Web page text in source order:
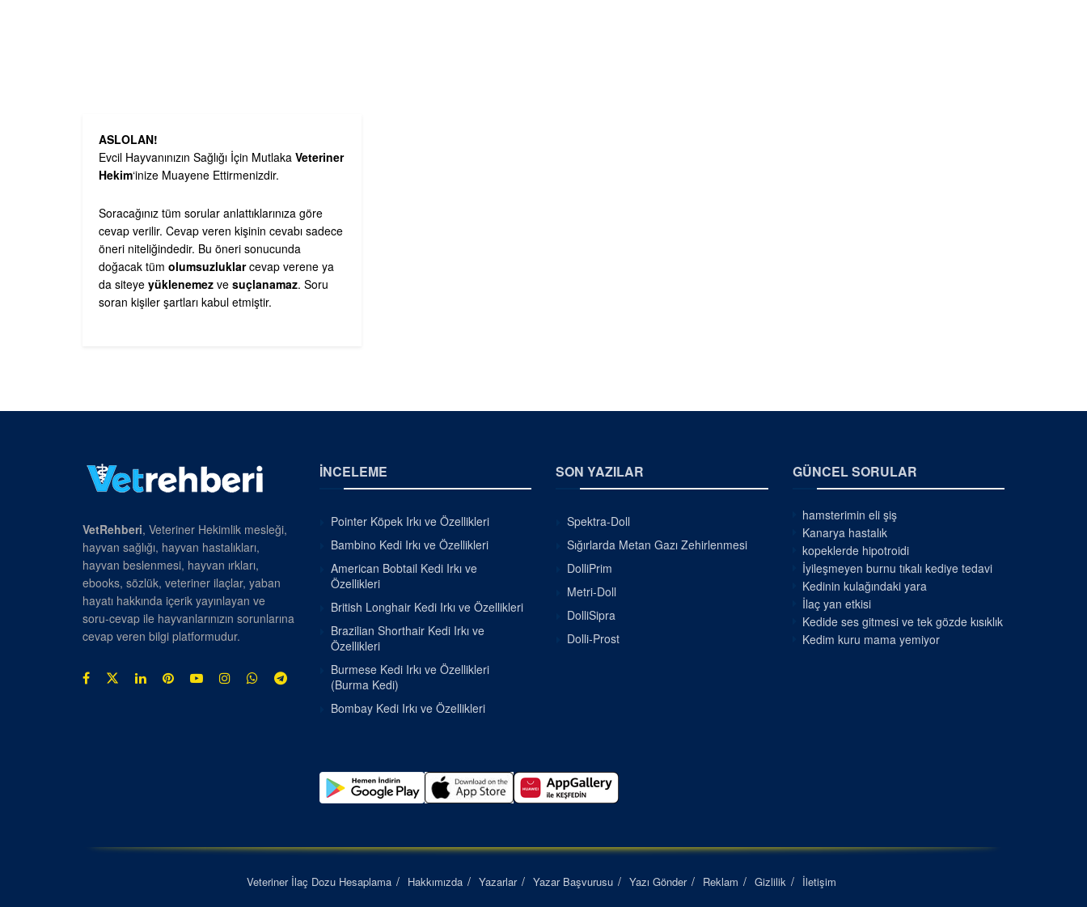
ASLOLAN!
Evcil Hayvanınızın Sağlığı İçin Mutlaka Veteriner
Hekim‘inize Muayene Ettirmenizdir.
Soracağınız tüm sorular anlattıklarınıza göre
cevap verilir. Cevap veren kişinin cevabı sadece
öneri niteliğindedir. Bu öneri sonucunda
doğacak tüm olumsuzluklarcevap verene ya
da siteye yüklenemez ve suçlanamaz. Soru
soran kişiler şartları kabul etmiştir.
VetRehberi, Veteriner Hekimlik mesleği,
hayvan sağlığı, hayvan hastalıkları,
hayvan beslenmesi, hayvan ırkları,
ebooks, sözlük, veteriner ilaçlar, yaban
hayatı hakkında içerik yayınlayan ve
soru-cevap ile hayvanlarınızın sorunlarına
cevap veren bilgi platformudur.
İNCELEME
Pointer Köpek Irkı ve Özellikleri
Bambino Kedi Irkı ve Özellikleri
American Bobtail Kedi Irkı ve
Özellikleri
British Longhair Kedi Irkı ve Özellikleri
Brazilian Shorthair Kedi Irkı ve
Özellikleri
Burmese Kedi Irkı ve Özellikleri
(Burma Kedi)
Bombay Kedi Irkı ve Özellikleri
SON YAZILAR
Spektra-Doll
Sığırlarda Metan Gazı Zehirlenmesi
DolliPrim
Metri-Doll
DolliSipra
Dolli-Prost
GÜNCEL SORULAR
hamsterimin eli şiş
Kanarya hastalık
kopeklerde hipotroidi
İyileşmeyen burnu tıkalı kediye tedavi
Kedinin kulağındaki yara
İlaç yan etkisi
Kedide ses gitmesi ve tek gözde kısıklık
Kedim kuru mama yemiyor
Veteriner İlaç Dozu Hesaplama Hakkımızda Yazarlar Yazar Başvurusu Yazı Gönder Reklam Gizlilik İletişim